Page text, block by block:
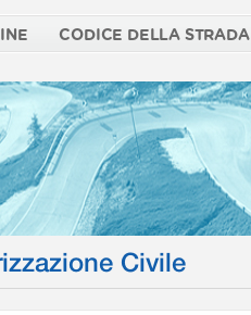
CODICE DELLA STRADA
Civile